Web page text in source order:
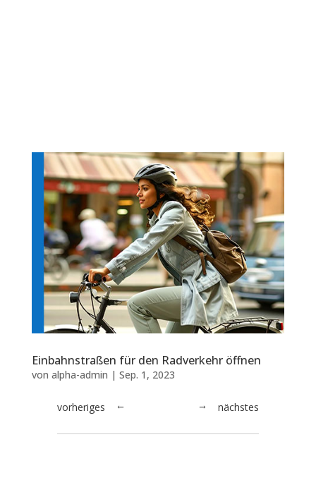
Einbahnstraßen für den Radverkehr öffnen
von alpha-admin | Sep. 1, 2023
← nächstes
vorheriges →